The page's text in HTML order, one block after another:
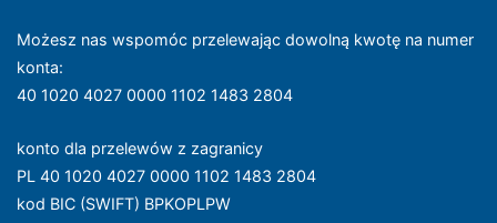
Możesz nas wspomóc przelewając dowolną kwotę na numer
konta:
40 1020 4027 0000 1102 1483 2804
konto dla przelewów z zagranicy
PL 40 1020 4027 0000 1102 1483 2804
kod BIC (SWIFT) BPKOPLPW